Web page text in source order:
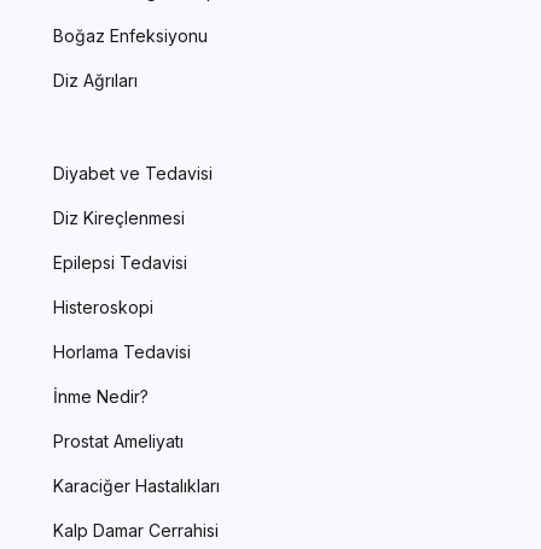
Boğaz Enfeksiyonu
Diz Ağrıları
Diyabet ve Tedavisi
Diz Kireçlenmesi
Epilepsi Tedavisi
Histeroskopi
Horlama Tedavisi
İnme Nedir?
Prostat Ameliyatı
Karaciğer Hastalıkları
Kalp Damar Cerrahisi